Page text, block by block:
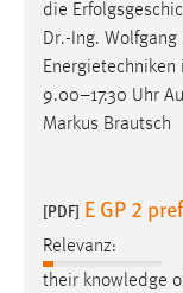
die
Dr.-Ing.
9.00–17.30 Uhr
Markus Brautsch
[PDF] E GP 2
Relevanz:
their knowledge